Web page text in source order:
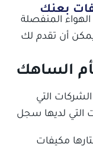
بعنك
المنفصلة
أن تقدم لك
الساهك
التي
التي لديها سجل
مكيفات